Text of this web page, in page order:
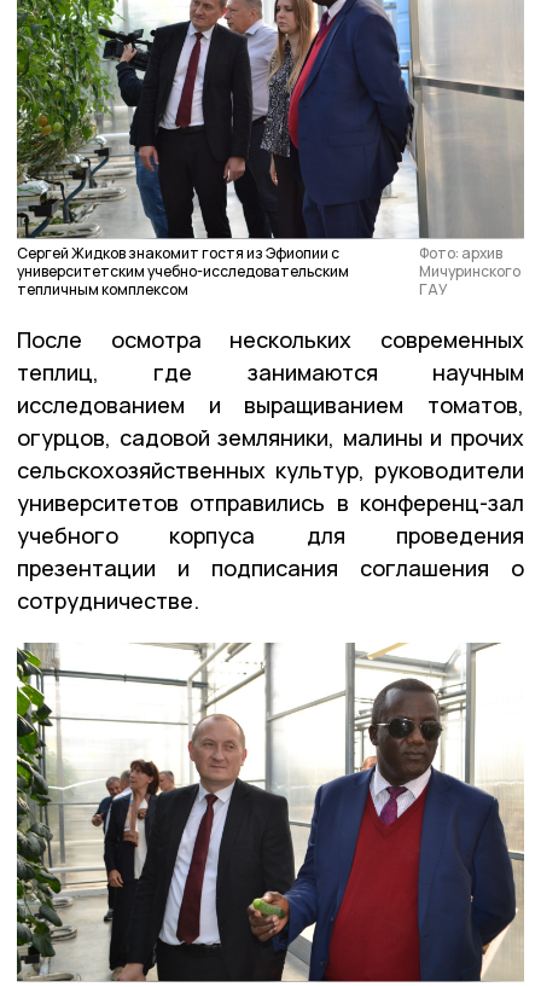
Сергей Жидков знакомит гостя из Эфиопии с
университетским учебно-исследовательским
тепличным комплексом
Фото: архив
Мичуринского
ГАУ
После осмотра нескольких современных
теплиц, где занимаются научным
исследованием и выращиванием томатов,
огурцов, садовой земляники, малины и прочих
сельскохозяйственных культур, руководители
университетов отправились в конференц-зал
учебного корпуса для проведения
презентации и подписания соглашения о
сотрудничестве.